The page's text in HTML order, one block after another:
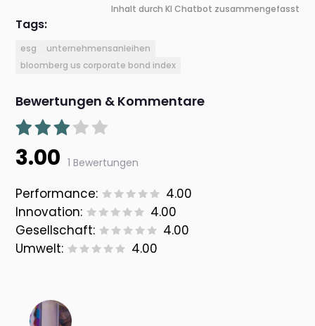
Inhalt durch KI Chatbot zusammengefasst
Tags:
esg
unternehmensanleihen
bloomberg us corporate bond index
Bewertungen & Kommentare
3.00 1 Bewertungen
Performance:
4.00
Innovation:
4.00
Gesellschaft:
4.00
Umwelt:
4.00